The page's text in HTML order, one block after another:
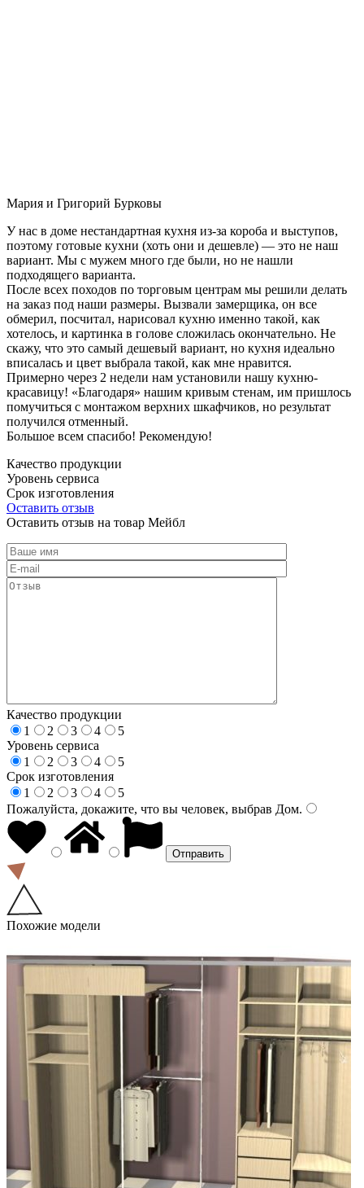
Мария и Григорий Бурковы
У нас в доме нестандартная кухня из-за короба и выступов,
поэтому готовые кухни (хоть они и дешевле) — это не наш
вариант. Мы с мужем много где были, но не нашли
подходящего варианта.
После всех походов по торговым центрам мы решили делать
на заказ под наши размеры. Вызвали замерщика, он все
обмерил, посчитал, нарисовал кухню именно такой, как
хотелось, и картинка в голове сложилась окончательно. Не
скажу, что это самый дешевый вариант, но кухня идеально
вписалась и цвет выбрала такой, как мне нравится.
Примерно через 2 недели нам установили нашу кухню-
красавицу! «Благодаря» нашим кривым стенам, им пришлось
помучиться с монтажом верхних шкафчиков, но результат
получился отменный.
Большое всем спасибо! Рекомендую!
Качество продукции
Уровень сервиса
Срок изготовления
Оставить отзыв
Оставить отзыв на товар Мейбл
Качество продукции
1
2 3 4
5
Уровень сервиса
1
2 3 4
5
Срок изготовления
1
2 3 4
5
Пожалуйста, докажите, что вы человек, выбрав Дом.
Похожие модели